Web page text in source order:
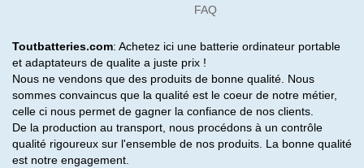
FAQ
Toutbatteries.com: Achetez ici une batterie ordinateur portable
et adaptateurs de qualite a juste prix !
Nous ne vendons que des produits de bonne qualité. Nous
sommes convaincus que la qualité est le coeur de notre métier,
celle ci nous permet de gagner la confiance de nos clients.
De la production au transport, nous procédons à un contrôle
qualité rigoureux sur l'ensemble de nos produits. La bonne qualité
est notre engagement.